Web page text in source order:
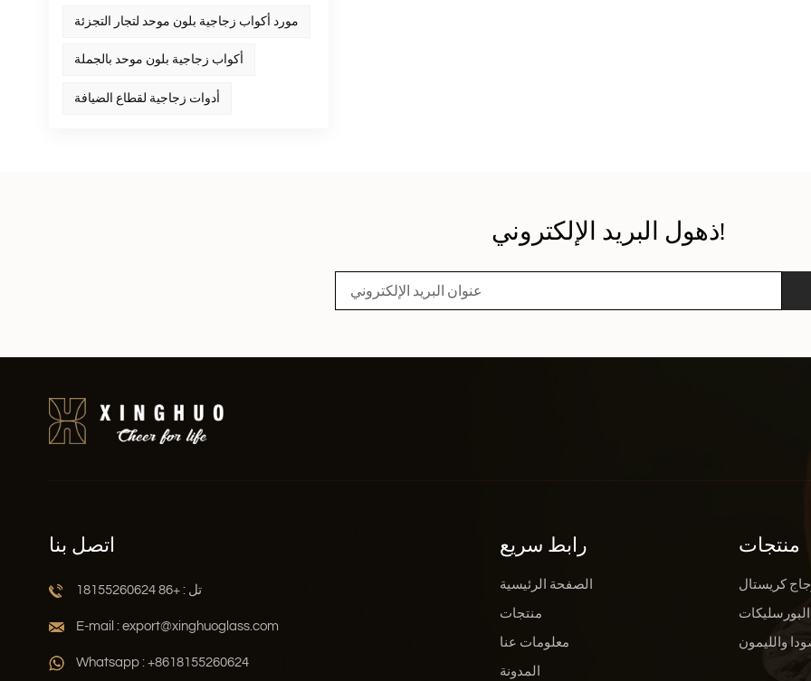
مورد أكواب زجاجية بلون موحد لتجار التجزئة
أكواب زجاجية بلون موحد بالجملة
أدوات زجاجية لقطاع الضيافة
ذهول البريد الإلكتروني!
اتصل بنا
تل : +86 18155260624
E-mail : export@xinghuoglass.com
Whatsapp : +8618155260624
رابط سريع
الصفحة الرئيسية
منتجات
معلومات عنا
المدونة
منتجات
كريستال
والليمون